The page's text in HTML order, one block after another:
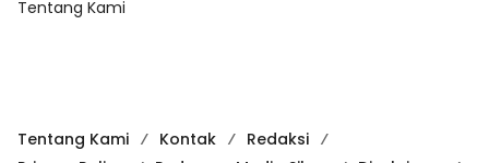
Tentang Kami
Tentang Kami Kontak
Redaksi